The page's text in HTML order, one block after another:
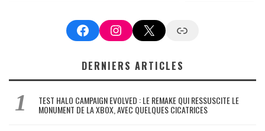
FacebookInstagram
X Google News
DERNIERS ARTICLES
TEST HALO CAMPAIGN EVOLVED : LE REMAKE QUI RESSUSCITE LE
MONUMENT DE LA XBOX, AVEC QUELQUES CICATRICES